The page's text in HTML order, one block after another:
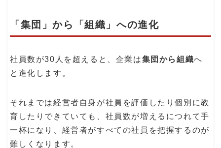
「集団」から「組織」への進化
社員数が30人を超えると、企業は集団から組織へ
と進化します。
それまでは経営者自身が社員を評価したり個別に教
育したりできていても、社員数が増えるにつれて手
一杯になり、経営者がすべての社員を把握するのが
難しくなります。